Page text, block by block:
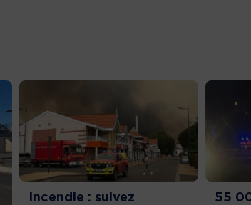
Incendie : suivez
55